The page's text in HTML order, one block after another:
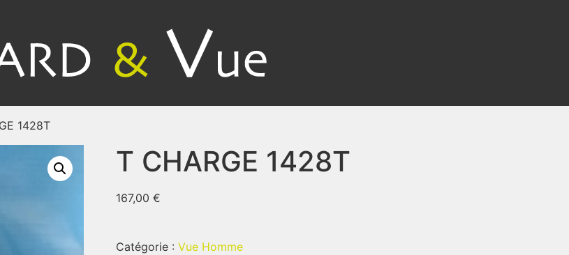
1428T
T CHARGE 1428T
167,00 €
Catégorie : Vue Homme